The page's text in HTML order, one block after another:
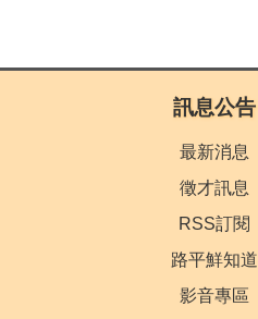
訊息公告
最新消息
徵才訊息
RSS訂閱
路平鮮知道
影音專區